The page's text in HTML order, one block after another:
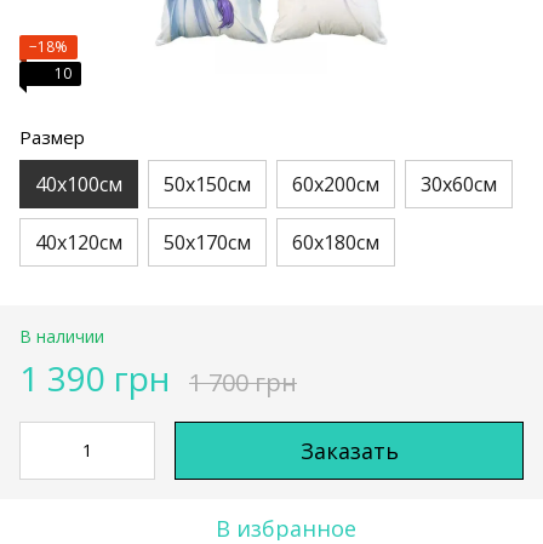
−18%
10
Размер
40х100см 50х150см 60х200см 30х60см
40х120см 50х170см 60х180см
В наличии
1 390 грн 1 700 грн
Заказать
В избранное